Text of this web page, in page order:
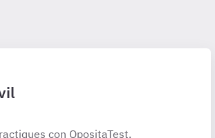
con OpositaTest.